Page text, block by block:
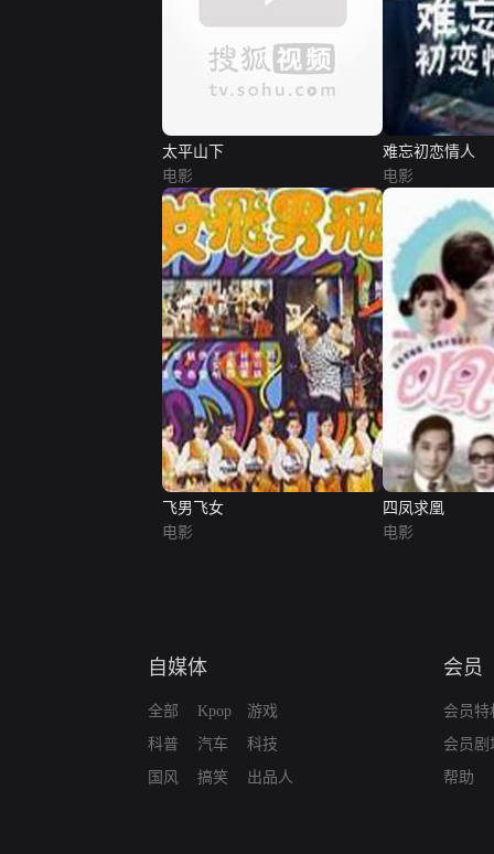
太平山下
电影
难忘初恋情人
电影
飞男飞女
电影
四凤求凰
电影
自媒体
全部
科普
国风
Kpop
汽车
搞笑
游戏
科技
出品人
会员
会员特
会员剧
帮助